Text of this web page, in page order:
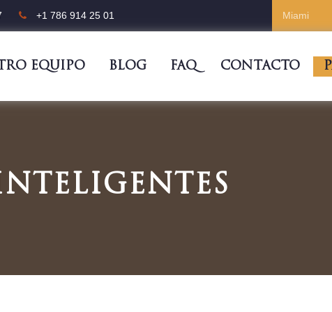
+1 786 914 25 01
EQUIPO BLOG FAQ CONTACTO